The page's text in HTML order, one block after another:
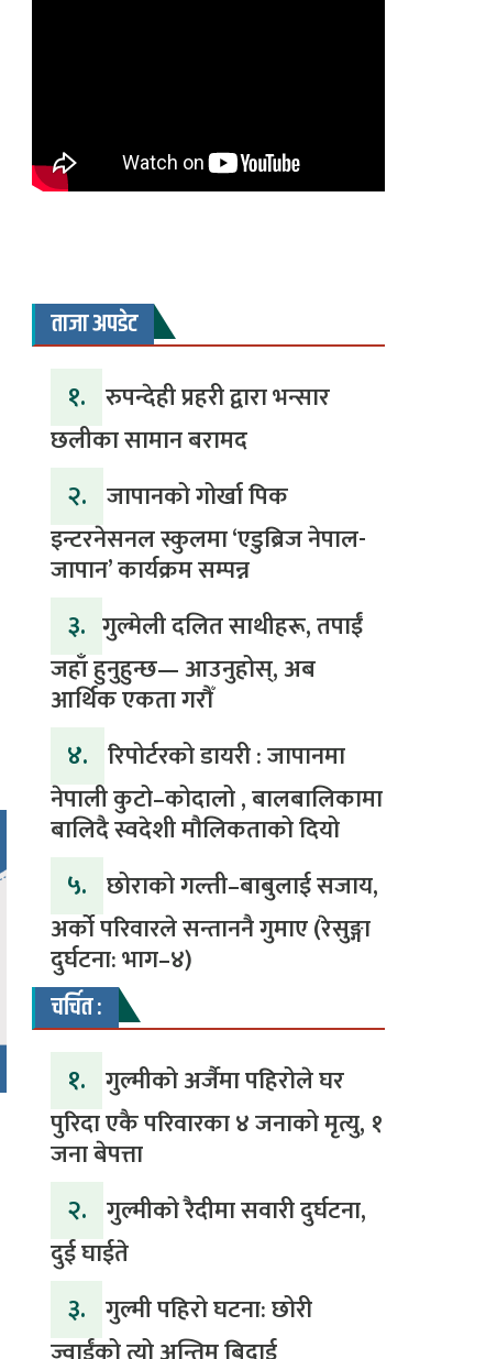
ताजा अपडेट
१. रुपन्देही प्रहरी द्वारा भन्सार
छलीका सामान बरामद
२. जापानको गोर्खा पिक
इन्टरनेसनल स्कुलमा ‘एडुब्रिज नेपाल-
जापान’ कार्यक्रम सम्पन्न
३. ​गुल्मेली दलित साथीहरू, तपाईं
जहाँ हुनुहुन्छ— आउनुहोस्, अब
आर्थिक एकता गरौँ
४. रिपोर्टरको डायरी : जापानमा
नेपाली कुटो–कोदालो , बालबालिकामा
बालिदै स्वदेशी मौलिकताको दियो
५. ‎​छोराको गल्ती–बाबुलाई सजाय,
अर्को परिवारले सन्ताननै गुमाए (रेसुङ्गा
दुर्घटना: भाग–४) ‎
चर्चित :
१. गुल्मीको अर्जैमा पहिरोले घर
पुरिदा एकै परिवारका ४ जनाको मृत्यु, १
जना बेपत्ता
२. गुल्मीको रैदीमा सवारी दुर्घटना,
दुई घाईते
३. गुल्मी पहिरो घटना: छोरी